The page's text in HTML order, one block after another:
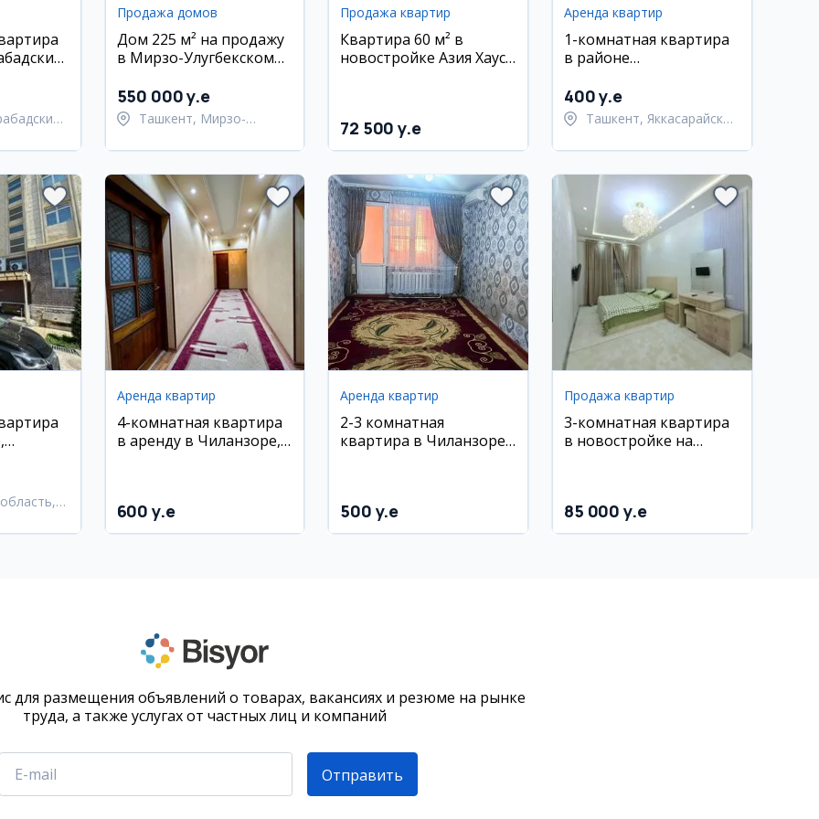
Продажа домов
Дом 225 м² на продажу
в Мирзо-Улугбекском
550 000 y.e
Ташкент, Мирзо-
Продажа квартир
Квартира 60 м² в
новостройке Азия Хаус,
72 500 y.e
Аренда квартир
1-комнатная квартира
в районе
с мебелью
400 y.e
Ташкент, Яккасарайский
Аренда квартир
4-комнатная квартира
в аренду в Чиланзоре,
600 y.e
Аренда квартир
2-3 комнатная
квартира в Чиланзоре,
ремонт
500 y.e
Продажа квартир
3-комнатная квартира
в новостройке на
85 000 y.e
для размещения объявлений о товарах, вакансиях и резюме на рынке
труда, а также услугах от частных лиц и компаний
Отправить